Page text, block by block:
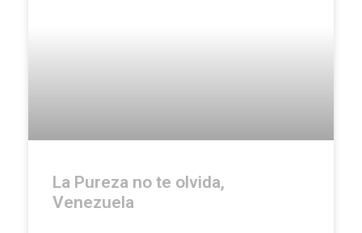
La Pureza no te olvida,
Venezuela